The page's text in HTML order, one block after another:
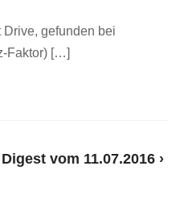
gefunden bei
Faktor) […]
vom 11.07.2016 ›